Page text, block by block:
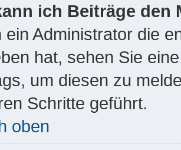
ich Beiträge den
ein Administrator die
hat, sehen Sie
um diesen zu
Schritte geführt.
oben